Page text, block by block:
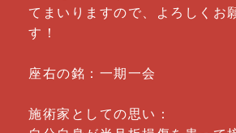
てまいりますので、よろしくお
す！
座右の銘：一期一会
施術家としての思い：